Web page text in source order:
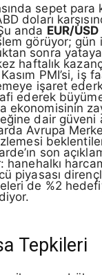
sepet para
doları
anda EUR/USD
görüyor; gün
sonra
haftalık
PMI’si, iş
işaret
ederek
ekonomisinin
dair güveni
Avrupa
son
piyasası
de %2
Tepkileri